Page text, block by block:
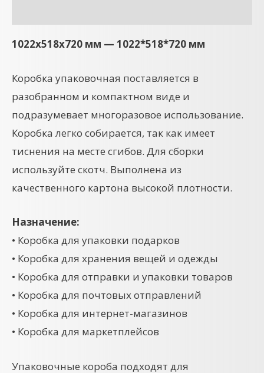
1022x518x720 мм — 1022*518*720 мм
Коробка упаковочная поставляется в
разобранном и компактном виде и
подразумевает многоразовое использование.
Коробка легко собирается, так как имеет
тиснения на месте сгибов. Для сборки
используйте скотч. Выполнена из
качественного картона высокой плотности.
Назначение:
• Коробка для упаковки подарков
• Коробка для хранения вещей и одежды
• Коробка для отправки и упаковки товаров
• Коробка для почтовых отправлений
• Коробка для интернет-магазинов
• Коробка для маркетплейсов
Упаковочные короба подходят для